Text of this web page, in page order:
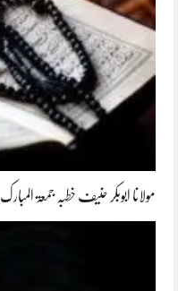
مولانا ابوبکر حنیف خطبہ جمعۃ المبارک 2023-04-28